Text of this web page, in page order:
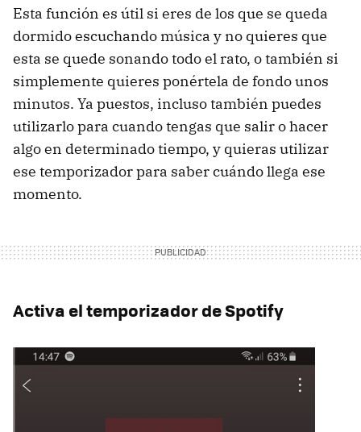
Esta función es útil si eres de los que se queda
dormido escuchando música y no quieres que
esta se quede sonando todo el rato, o también si
simplemente quieres ponértela de fondo unos
minutos. Ya puestos, incluso también puedes
utilizarlo para cuando tengas que salir o hacer
algo en determinado tiempo, y quieras utilizar
ese temporizador para saber cuándo llega ese
momento.
Activa el temporizador de Spotify